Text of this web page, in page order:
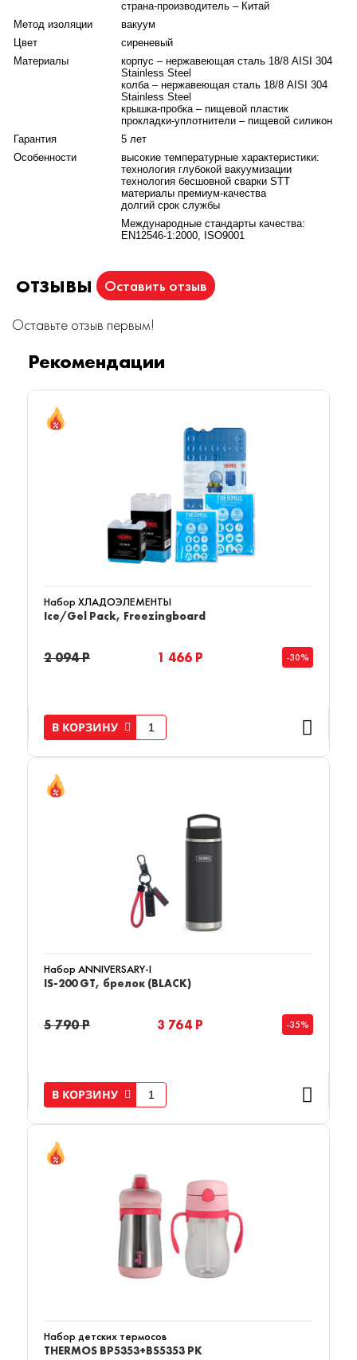
страна-производитель – Китай
Метод изоляции
вакуум
Цвет
сиреневый
Материалы
корпус – нержавеющая сталь 18/8 AISI 304
Stainless Steel
колба – нержавеющая сталь 18/8 AISI 304
Stainless Steel
крышка-пробка – пищевой пластик
прокладки-уплотнители – пищевой силикон
Гарантия
5 лет
Особенности
высокие температурные характеристики:
технология глубокой вакуумизации
технология бесшовной сварки STT
материалы премиум-качества
долгий срок службы
Международные стандарты качества:
EN12546-1:2000, ISO9001
ОТЗЫВЫ Оставить отзыв
Оставьте отзыв первым!
Рекомендации
Набор ХЛАДОЭЛЕМЕНТЫ
Ice/Gel Pack, Freezingboard
2 094 Р 1 466 Р -30%
В КОРЗИНУ
Набор ANNIVERSARY-I
IS-200 GT, брелок (BLACK)
5 790 Р 3 764 Р -35%
В КОРЗИНУ
Набор детских термосов
THERMOS BP5353+BS5353 PK